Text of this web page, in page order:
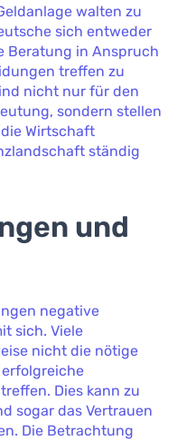
walten zu
sich entweder
Beratung in Anspruch
treffen zu
nicht nur für den
sondern stellen
Wirtschaft
ständig
und
negative
sich. Viele
nicht die nötige
erfolgreiche
Dies kann zu
sogar das Vertrauen
Die Betrachtung